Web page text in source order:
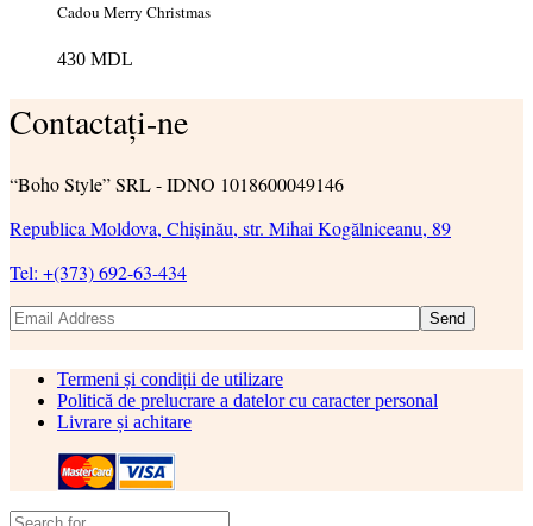
Cadou Merry Christmas
430 MDL
Contactați-ne
“Boho Style” SRL - IDNO 1018600049146
Republica Moldova, Chișinău, str. Mihai Kogălniceanu, 89
Tel: +(373) 692-63-434
Send
Termeni și condiții de utilizare
Politică de prelucrare a datelor cu caracter personal
Livrare și achitare